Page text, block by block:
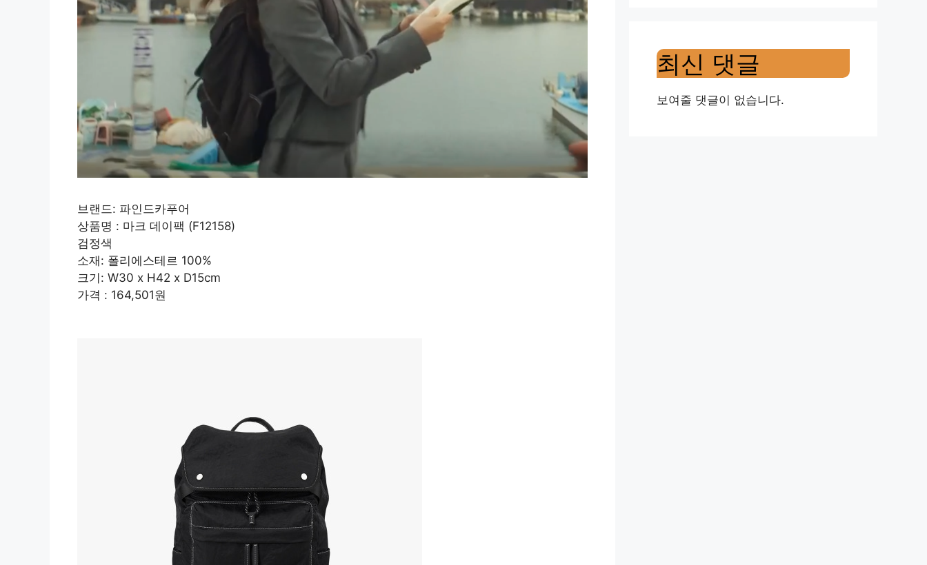
브랜드: 파인드카푸어
상품명 : 마크 데이팩 (F12158)
검정색
소재: 폴리에스테르 100%
크기: W30 x H42 x D15cm
가격 : 164,501원
최신 댓글
보여줄 댓글이 없습니다.